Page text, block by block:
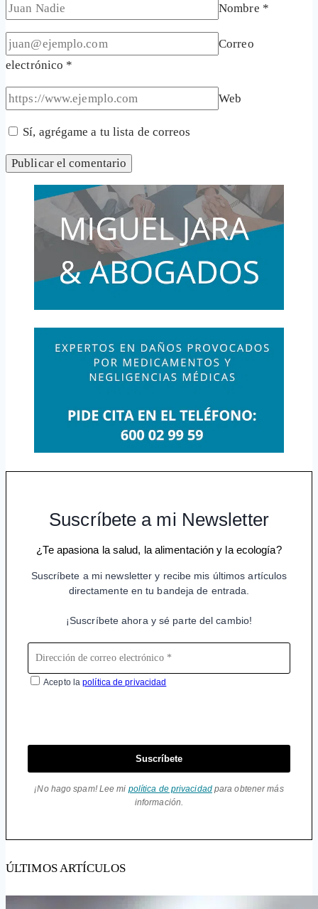
Nombre *
Correo
electrónico *
Web
Sí, agrégame a tu lista de correos
Suscríbete a mi Newsletter
¿Te apasiona la salud, la alimentación y la ecología?
Suscríbete a mi newsletter y recibe mis últimos artículos
directamente en tu bandeja de entrada.
¡Suscríbete ahora y sé parte del cambio!
Acepto lapolítica de privacidad
Suscríbete
¡No hago spam! Lee mi política de privacidadpara obtener más
información.
ÚLTIMOS ARTÍCULOS